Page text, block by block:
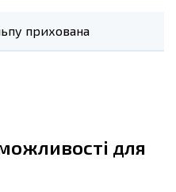
прихована
для